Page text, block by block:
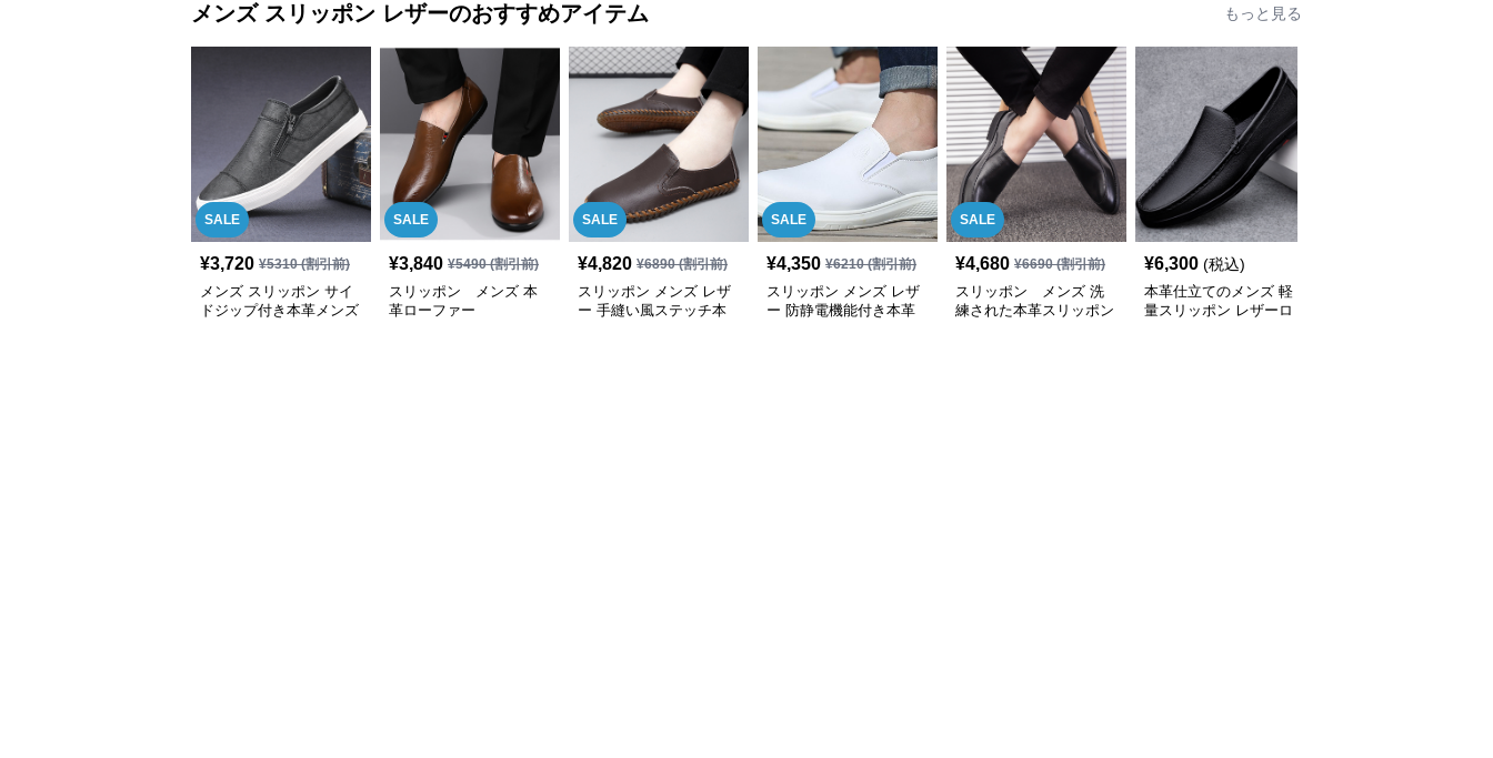
メンズ スリッポン レザーのおすすめアイテム もっと見る
SALE
¥3,720 ¥5310(割引前)
メンズ スリッポン サイ
ドジップ付き本革メンズ
SALE
¥3,840 ¥5490(割引前)
スリッポン メンズ 本
革ローファー
SALE
¥4,820 ¥6890(割引前)
スリッポン メンズ レザ
ー 手縫い風ステッチ本
SALE
¥4,350 ¥6210(割引前)
スリッポン メンズ レザ
ー 防静電機能付き本革
SALE
¥4,680 ¥6690(割引前)
スリッポン メンズ 洗
練された本革スリッポン
¥6,300 (税込)
本革仕立てのメンズ 軽
量スリッポン レザーロ